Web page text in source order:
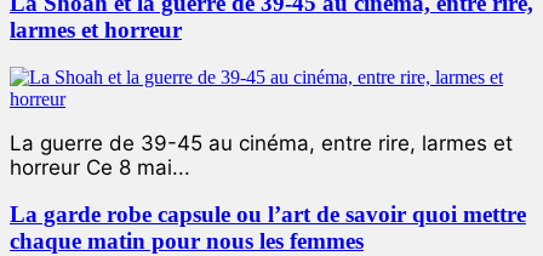
larmes et horreur
La guerre de 39-45 au cinéma, entre rire, larmes et
horreur Ce 8 mai...
La garde robe capsule ou l’art de savoir quoi mettre
chaque matin pour nous les femmes